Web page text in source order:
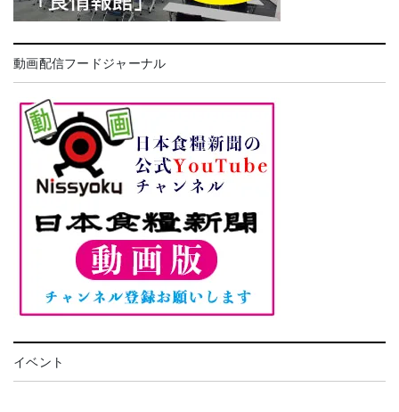
動画配信フードジャーナル
イベント